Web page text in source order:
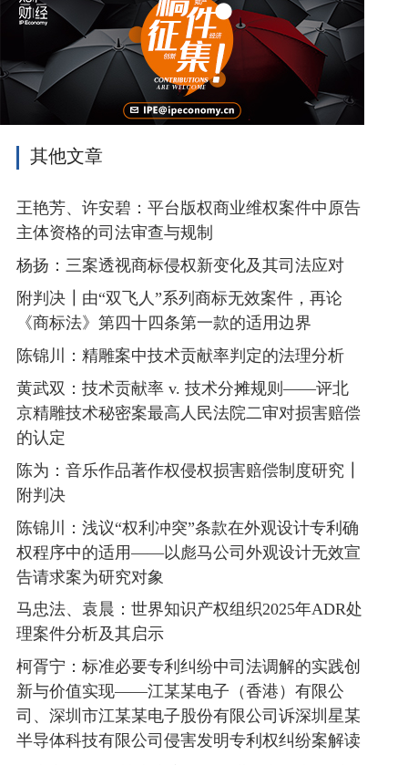
于2018年7月10日向OPPO、OPPO深圳公司发送专利清
单，载明了标准必要专利组合所包含的专利族及各法域
专利数量。本案涉及标准必要专利组合中的中国专利占
相当大的比重。
（二）当事人就涉案标准必要专利许可磋商时的意
在本案所涉标准必要专利许可谈判过程中，夏普、
可专利（许可标准）为期限内拥有的3G/4G/WiFi/HEVC
标准必要专利，许可范围为全球非独占许可，没有分许
可权，仅限于许可标准的实施使用领域。
（三）当事人就涉案标准必要专利许可磋商的地点
2019年2月19日，OPPO、OPPO深圳公司与夏普、
赛恩倍吉在OPPO深圳公司的深圳办公室进行会谈，故
深圳市为当事人专利许可磋商地。
（四）夏普在其他法域起诉OPPO或其合作伙伴的
情况
在双方磋商期间，自2020年1月起，夏普以OPPO或
其合作伙伴为被告，在日本东京地方裁判所、德国慕尼
黑地区法院、德国曼海姆地区法院及台湾地区智慧财产
法院等提起专利侵权诉讼。
（五）涉案标准必要专利实施者的主要实施地、主
要营业地或主要营收来源地
涉案标准必要专利实施者OPPO、OPPO深圳公司的
主要营业地在中国，其涉案智能终端产品的制造地和主
要销售区域亦在中国。截至2019年12月31日，OPPO在
中国的销售占比超70%，在欧洲的销售占比约为
0.20%，在日本的销售占比不足0.1%。上述数据表明，
OPPO智能终端产品在中国的销售比例远高于在德国、
日本等其他国家的销售比例。
其他文章
王艳芳、许安碧：平台版权商业维权案件中原告
主体资格的司法审查与规制
杨扬：三案透视商标侵权新变化及其司法应对
附判决┃由“双飞人”系列商标无效案件，再论
《商标法》第四十四条第一款的适用边界
陈锦川：精雕案中技术贡献率判定的法理分析
黄武双：技术贡献率 v. 技术分摊规则——评北
京精雕技术秘密案最高人民法院二审对损害赔偿
的认定
陈为：音乐作品著作权侵权损害赔偿制度研究┃
附判决
陈锦川：浅议“权利冲突”条款在外观设计专利确
权程序中的适用——以彪马公司外观设计无效宣
告请求案为研究对象
马忠法、袁晨：世界知识产权组织2025年ADR处
理案件分析及其启示
柯胥宁：标准必要专利纠纷中司法调解的实践创
新与价值实现——江某某电子（香港）有限公
司、深圳市江某某电子股份有限公司诉深圳星某
半导体科技有限公司侵害发明专利权纠纷案解读